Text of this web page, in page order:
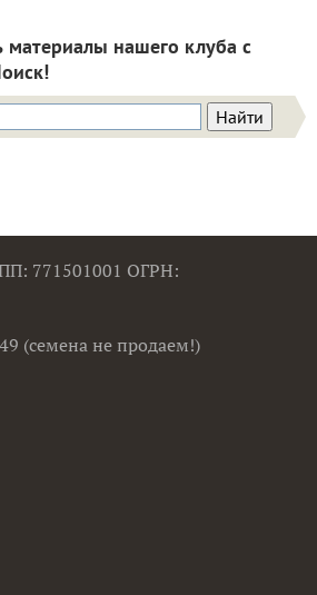
материалы нашего клуба с
771501001 ОГРН:
(семена не продаем!)